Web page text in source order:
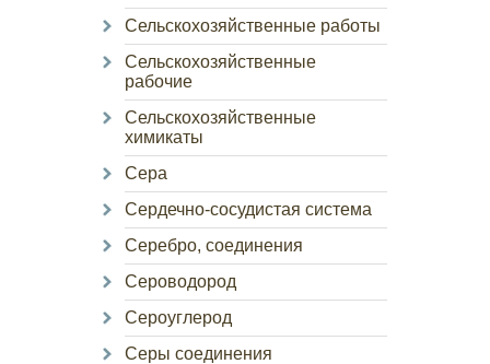
Сельскохозяйственные работы
Сельскохозяйственные
рабочие
Сельскохозяйственные
химикаты
Сера
Сердечно-сосудистая система
Серебро, соединения
Сероводород
Сероуглерод
Серы соединения